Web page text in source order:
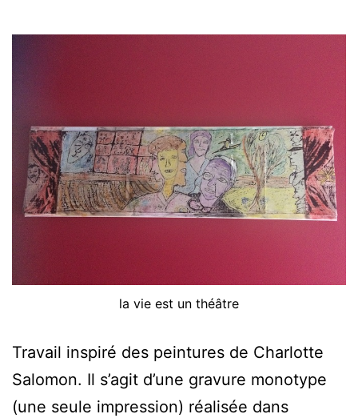
la vie est un théâtre
Travail inspiré des peintures de Charlotte
Salomon. Il s’agit d’une gravure monotype
(une seule impression) réalisée dans